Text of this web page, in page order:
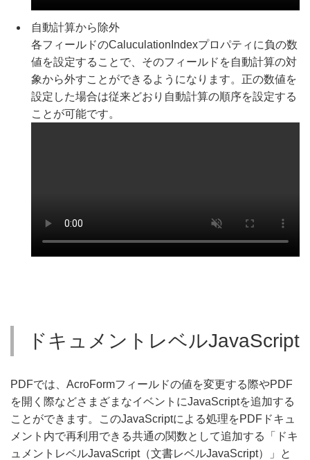
自動計算から除外
各フィールドのCaluculationIndexプロパティに負の数
値を設定することで、そのフィールドを自動計算の対
象から外すことができるようになります。正の数値を
設定した場合は従来どおり自動計算の順序を設定する
ことが可能です。
ドキュメントレベルJavaScript
PDFでは、AcroFormフィールドの値を変更する際やPDF
を開く際などさまざまなイベントにJavaScriptを追加する
ことができます。このJavaScriptによる処理をPDFドキュ
メント内で再利用できる共通の関数として追加する「ドキ
ュメントレベルJavaScript（文書レベルJavaScript）」と